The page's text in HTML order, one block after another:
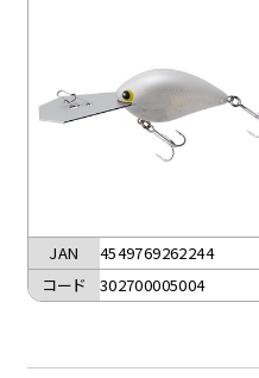
JAN
4549769262244
コード
302700005004